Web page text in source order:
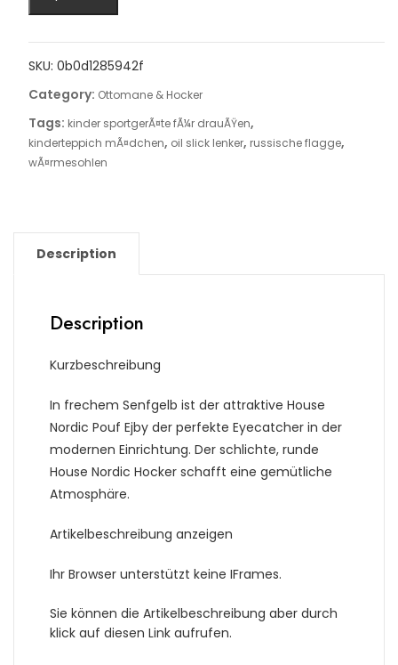
SKU: 0b0d1285942f
Category: Ottomane & Hocker
Tags: kinder sportgerÃ¤te fÃ¼r drauÃŸen,
kinderteppich mÃ¤dchen, oil slick lenker, russische flagge,
wÃ¤rmesohlen
Description
Description
Kurzbeschreibung
In frechem Senfgelb ist der attraktive House
Nordic Pouf Ejby der perfekte Eyecatcher in der
modernen Einrichtung. Der schlichte, runde
House Nordic Hocker schafft eine gemütliche
Atmosphäre.
Artikelbeschreibung anzeigen
Ihr Browser unterstützt keine IFrames.
Sie können die Artikelbeschreibung aber durch
klick auf diesen Link aufrufen.